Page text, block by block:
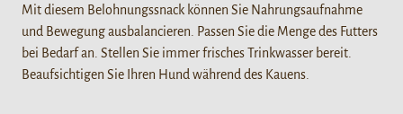
Mit diesem Belohnungssnack können Sie Nahrungsaufnahme
und Bewegung ausbalancieren. Passen Sie die Menge des Futters
bei Bedarf an. Stellen Sie immer frisches Trinkwasser bereit.
Beaufsichtigen Sie Ihren Hund während des Kauens.